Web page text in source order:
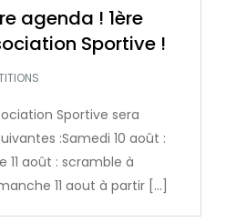
agenda ! 1ère
Sportive !
Sportive sera
:Samedi 10 août :
11 août : scramble à
11 aout à partir […]